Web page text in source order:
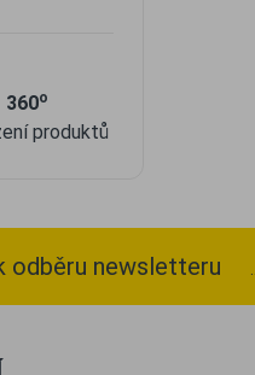
360o
produktů
odběru newsletteru